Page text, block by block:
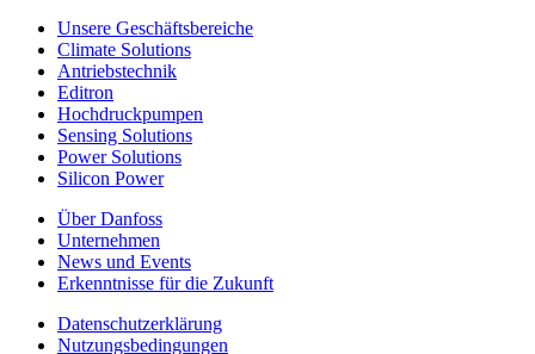
Unsere Geschäftsbereiche
Climate Solutions
Antriebstechnik
Editron
Hochdruckpumpen
Sensing Solutions
Power Solutions
Silicon Power
Über Danfoss
Unternehmen
News und Events
Erkenntnisse für die Zukunft
Datenschutzerklärung
Nutzungsbedingungen